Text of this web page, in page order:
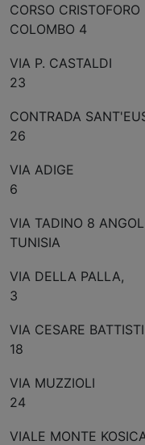
CORSO CRISTOFORO
COLOMBO 4
VIA P. CASTALDI
23
CONTRADA
26
VIA ADIGE
6
VIA TADINO 8
TUNISIA
VIA DELLA PALLA,
3
VIA CESARE
18
VIA MUZZIOLI
24
VIALE MONTE